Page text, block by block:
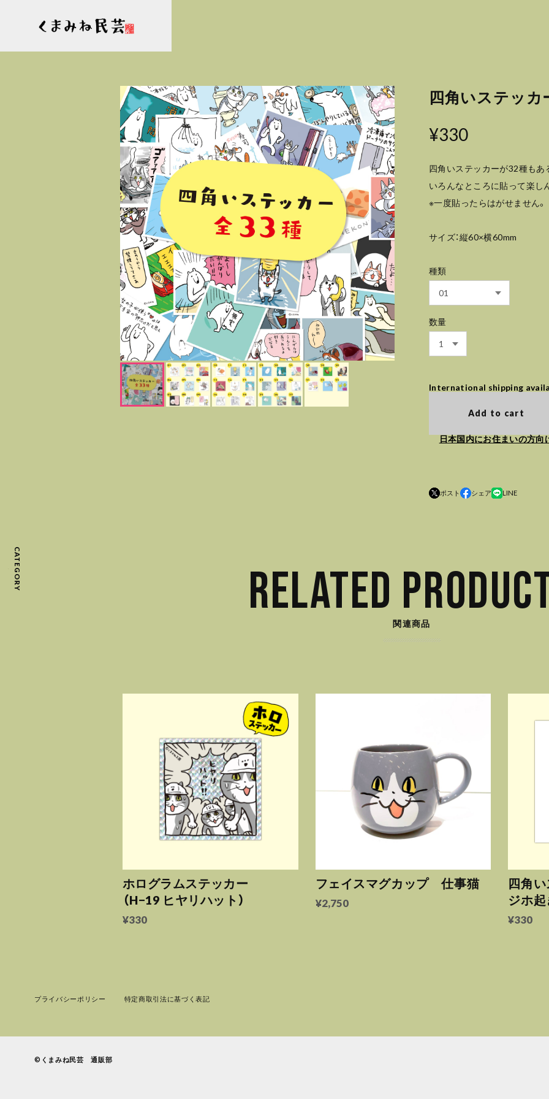
CATEGORY
四角いステッカ
¥330
四角いステッカーが32種もあ
いろんなところに貼って楽し
※一度貼ったらはがせません。
サイズ：縦60×横60mm
種類
数量
International shipping
Add to cart
日本国内にお住まいの方向
ポスト シェア LINE
RELATED
関連商品
ホログラムステッカー
（H−19 ヒヤリハット）
¥330
フェイスマグカップ 仕事猫
¥2,750
四角
ジホ起
¥330
プライバシーポリシー 特定商取引法に基づく表記
©︎くまみね民芸 通販部